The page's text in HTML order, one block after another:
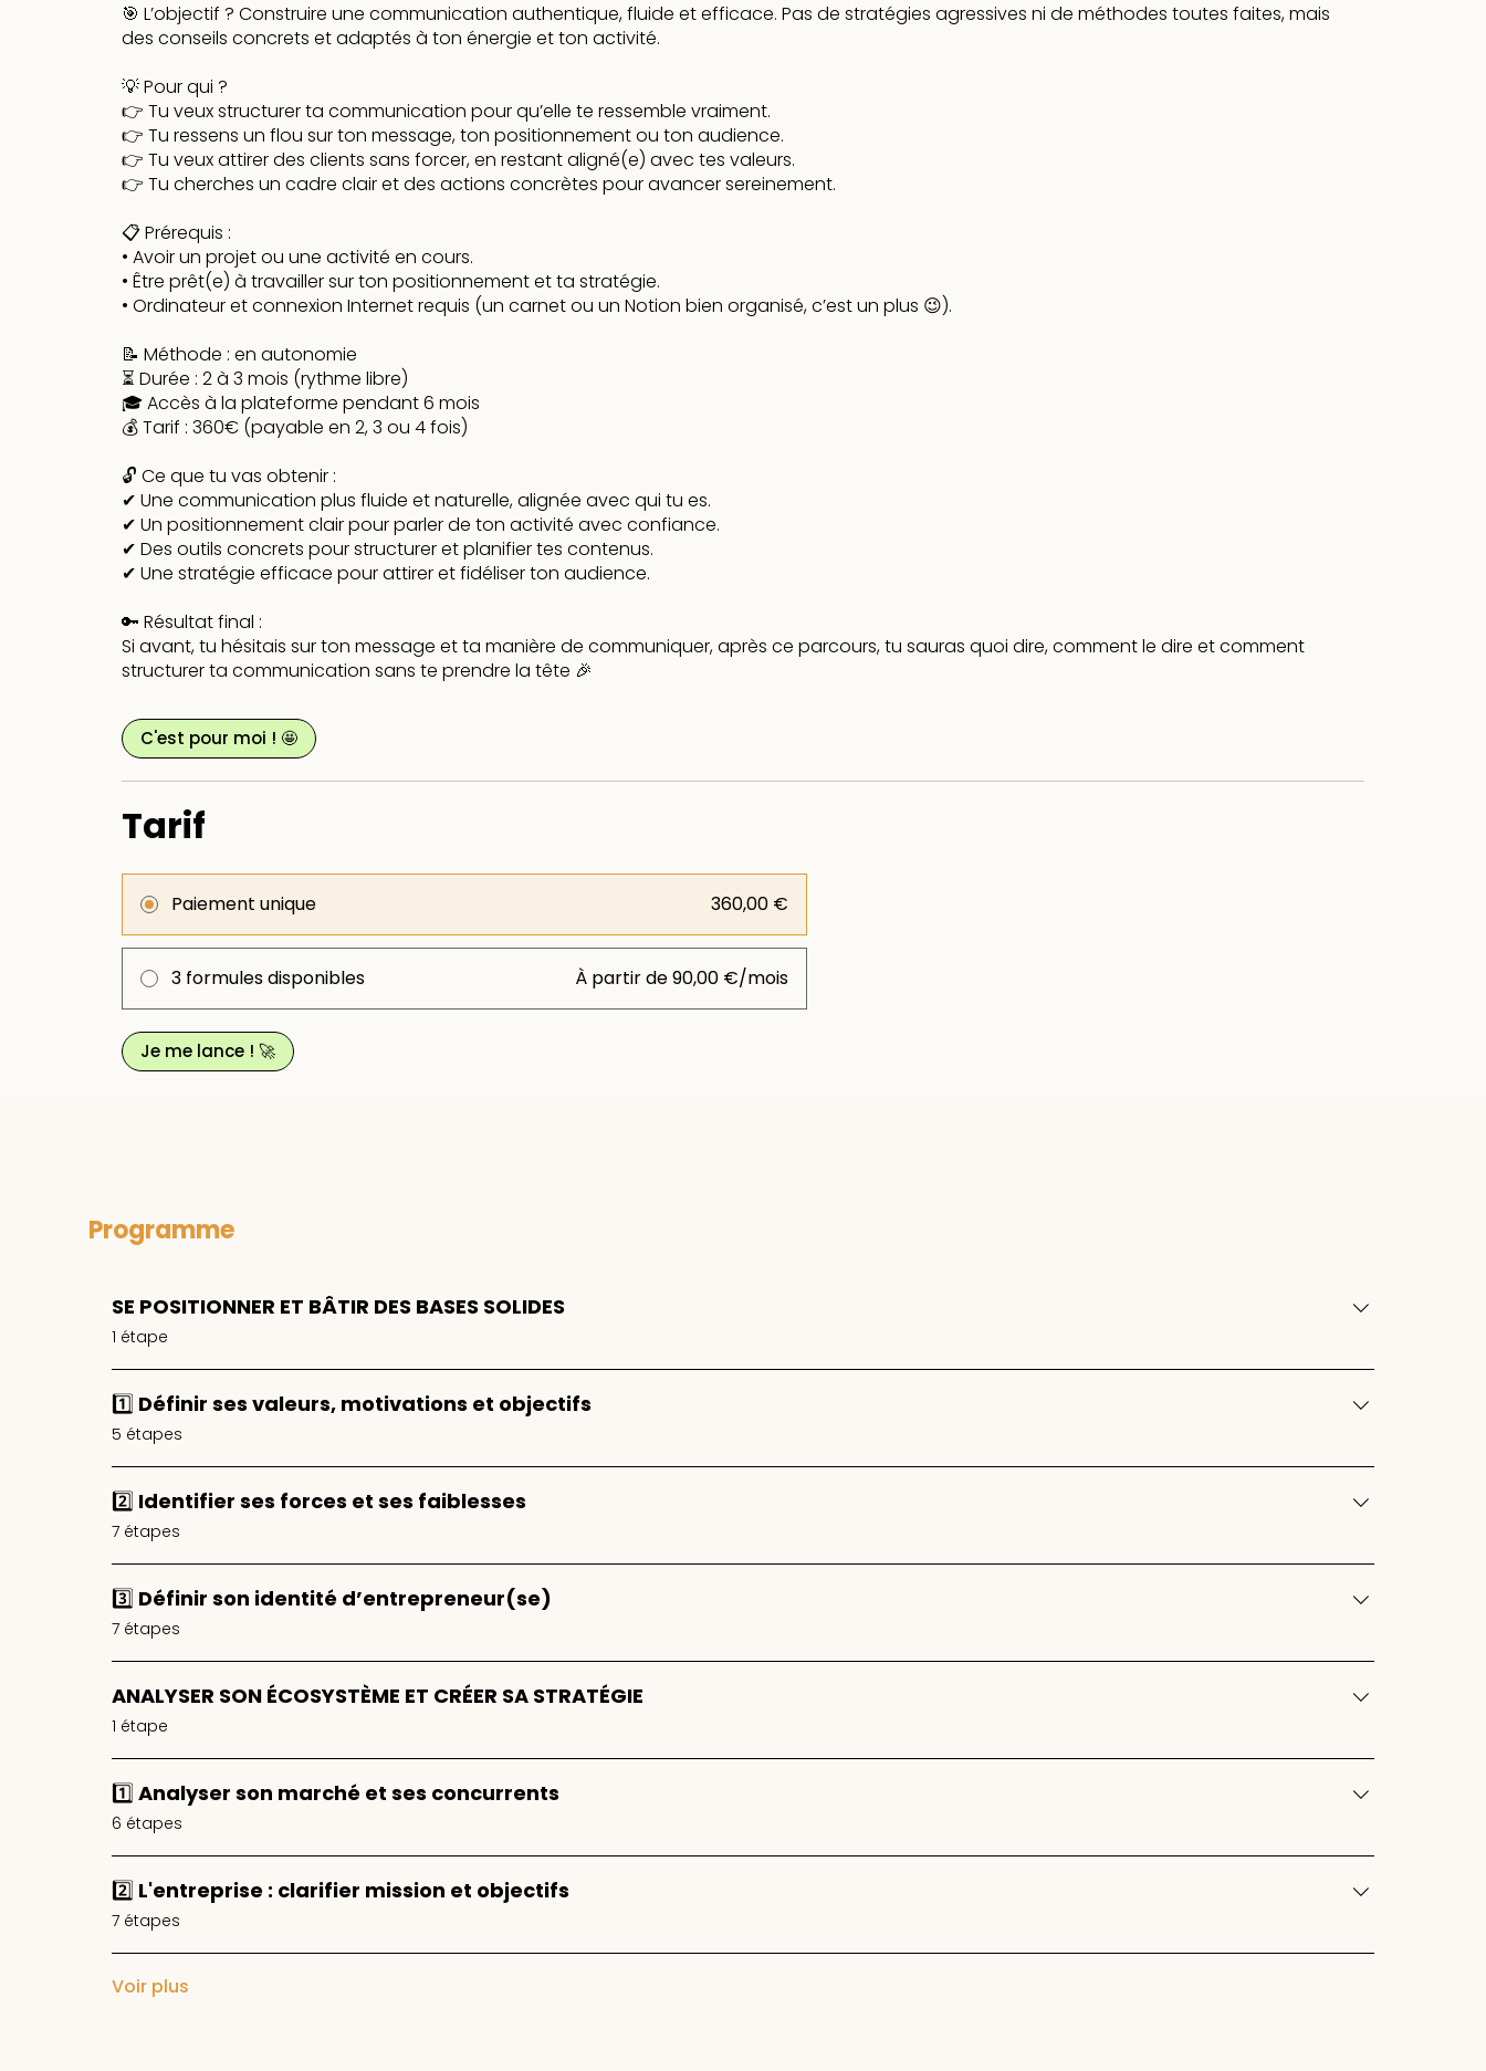
🎯 L’objectif ? Construire une communication authentique, fluide et efficace. Pas de stratégies agressives ni de méthodes toutes faites, mais
des conseils concrets et adaptés à ton énergie et ton activité.
💡 Pour qui ?
👉 Tu veux structurer ta communication pour qu’elle te ressemble vraiment.
👉 Tu ressens un flou sur ton message, ton positionnement ou ton audience.
👉 Tu veux attirer des clients sans forcer, en restant aligné(e) avec tes valeurs.
👉 Tu cherches un cadre clair et des actions concrètes pour avancer sereinement.
📋 Prérequis :
• Avoir un projet ou une activité en cours.
• Être prêt(e) à travailler sur ton positionnement et ta stratégie.
• Ordinateur et connexion Internet requis (un carnet ou un Notion bien organisé, c’est un plus 😉).
📝 Méthode : en autonomie
⏳ Durée : 2 à 3 mois (rythme libre)
🎓 Accès à la plateforme pendant 6 mois
💰 Tarif : 360€ (payable en 2, 3 ou 4 fois)
🔓 Ce que tu vas obtenir :
✔ Une communication plus fluide et naturelle, alignée avec qui tu es.
✔ Un positionnement clair pour parler de ton activité avec confiance.
✔ Des outils concrets pour structurer et planifier tes contenus.
✔ Une stratégie efficace pour attirer et fidéliser ton audience.
🔑 Résultat final :
Si avant, tu hésitais sur ton message et ta manière de communiquer, après ce parcours, tu sauras quoi dire, comment le dire et comment
structurer ta communication sans te prendre la tête 🎉
C'est pour moi ! 🤩
Tarif
Paiement unique 360,00 €
3 formules disponibles À partir de 90,00 €/mois
Je me lance ! 🚀
Programme
SE POSITIONNER ET BÂTIR DES BASES SOLIDES
.1 étape
1️⃣ Définir ses valeurs, motivations et objectifs
.5 étapes
2️⃣ Identifier ses forces et ses faiblesses
.
7 étapes
3️⃣ Définir son identité d’entrepreneur(se)
.
7 étapes
ANALYSER SON ÉCOSYSTÈME ET CRÉER SA STRATÉGIE
.1 étape
1️⃣ Analyser son marché et ses concurrents
.6 étapes
2️⃣ L'entreprise : clarifier mission et objectifs
.
7 étapes
Voir plus